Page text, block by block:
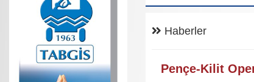
Haberler
Pençe-Kilit